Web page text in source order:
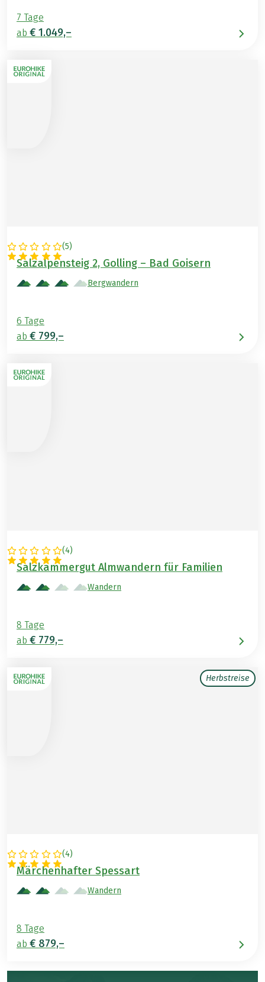
7 Tage
ab € 1.049,–
(5)
ÖSTERREICH
Salzalpensteig 2, Golling – Bad Goisern
Bergwandern
6 Tage
ab € 799,–
(4)
ÖSTERREICH
Salzkammergut Almwandern für Familien
Wandern
8 Tage
ab € 779,–
Herbstreise
(4)
DEUTSCHLAND
Märchenhafter Spessart
Wandern
8 Tage
ab € 879,–